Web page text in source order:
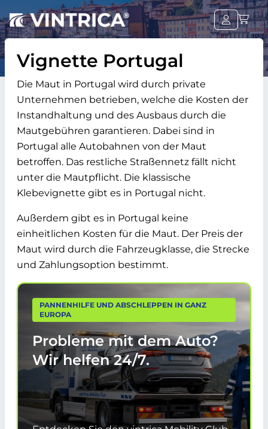
Vignette Portugal
Die Maut in Portugal wird durch private
Unternehmen betrieben, welche die Kosten der
Instandhaltung und des Ausbaus durch die
Mautgebühren garantieren. Dabei sind in
Portugal alle Autobahnen von der Maut
betroffen. Das restliche Straßennetz fällt nicht
unter die Mautpflicht. Die klassische
Klebevignette gibt es in Portugal nicht.
Außerdem gibt es in Portugal keine
einheitlichen Kosten für die Maut. Der Preis der
Maut wird durch die Fahrzeugklasse, die Strecke
und Zahlungsoption bestimmt.
PANNENHILFE UND ABSCHLEPPEN IN GANZ
EUROPA
Probleme mit dem Auto?
Wir helfen24/7.